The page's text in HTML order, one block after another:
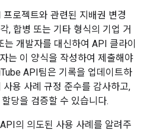
프로젝트와 관련된 지배권 변경
, 합병 또는 기타 형식의 기업 거
는 개발자를 대신하여 API 클라이
는 이 양식을 작성하여 제출해야
API팀은 기록을 업데이트하
용 사례 규정 준수를 감사하고,
당을 검증할 수 있습니다.
의 의도된 사용 사례를 알려주